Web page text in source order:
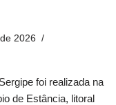
2026
foi realizada na
de Estância, litoral